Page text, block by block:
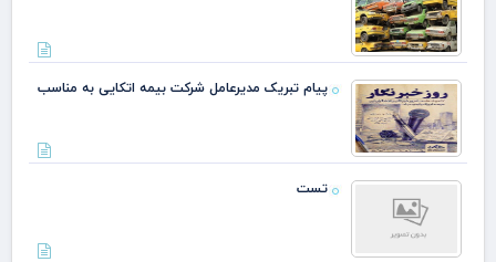
پیام تبریک مدیرعامل شرکت بیمه اتکایی به مناسب
تست